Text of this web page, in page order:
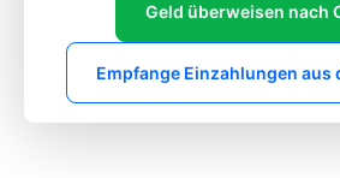
Geld überweisen nach
Empfange Einzahlungen aus